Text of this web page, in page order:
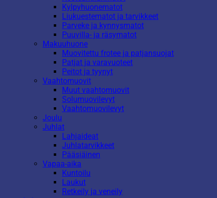
Kylpyhuonematot
Liukuestematot ja tarvikkeet
Parveke ja kynnysmatot
Puuvilla- ja räsymatot
Makuuhuone
Muovitettu frotee ja patjansuojat
Patjat ja varavuoteet
Peitot ja tyynyt
Vaahtomuovit
Muut vaahtomuovit
Solumuovilevyt
Vaahtomuovilevyt
Joulu
Juhlat
Lahjaideat
Juhlatarvikkeet
Pääsiäinen
Vapaa-aika
Kuntoilu
Laukut
Retkeily ja veneily